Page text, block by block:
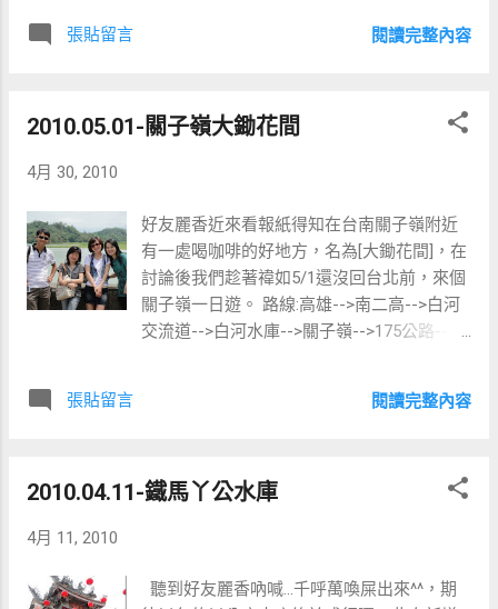
張貼留言 閱讀完整內容
2010.05.01-關子嶺大鋤花間
4月 30, 2010
好友麗香近來看報紙得知在台南關子嶺附近
有一處喝咖啡的好地方，名為[大鋤花間]，在
討論後我們趁著禕如5/1還沒回台北前，來個
關子嶺一日遊。 路線:高雄-->南二高-->白河
交流道-->白河水庫-->關子嶺-->175公路-->
有個民間故事，說以前的村民很窮無米可
米...你在接米......田共嗎? 寺前面的風景 水火
當然來到這兒當然要享用一下當地相當有名
張貼留言 閱讀完整內容
2010.04.11-鐵馬丫公水庫
4月 11, 2010
聽到好友麗香吶喊...千呼萬喚屎出來^^，期